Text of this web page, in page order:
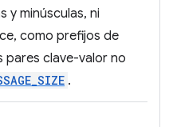
y minúsculas, ni
como prefijos de
pares clave-valor no
.